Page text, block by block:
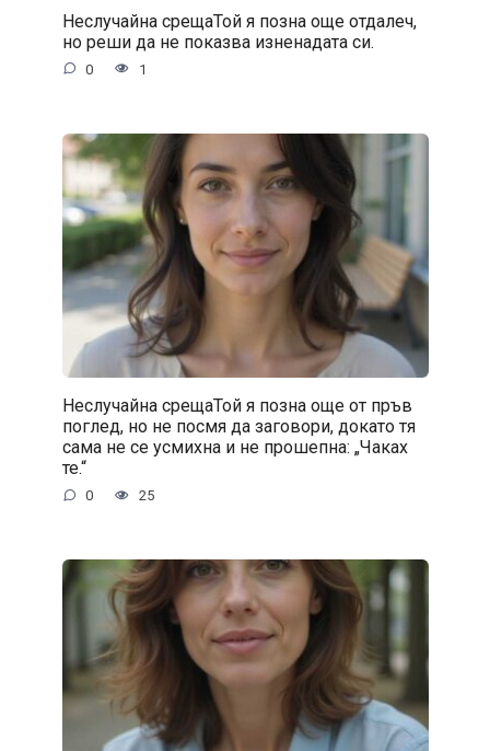
Неслучайна срещаТой я позна още отдалеч,
но реши да не показва изненадата си.
0 1
Неслучайна срещаТой я позна още от пръв
поглед, но не посмя да заговори, докато тя
сама не се усмихна и не прошепна: „Чаках
те.“
0 25